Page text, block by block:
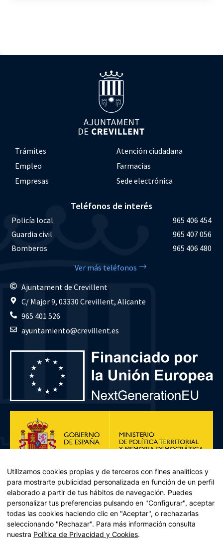
Trámites
Atención ciudadana
Empleo
Farmacias
Empresas
Sede electrónica
Teléfonos de interés
Policía local
965 406 454
Guardia civil
965 407 056
Bomberos
965 406 480
Ver más teléfonos
Ajuntament de Crevillent
C/ Major 9, 03330 Crevillent, Alicante
965 401 526
ayuntamiento@crevillent.es
Plan de Recuperación, Transformación y Resiliencia – Financiado por
Utilizamos cookies propias y de terceros con fines analíticos y
para mostrarte publicidad personalizada en función de un perfil
elaborado a partir de tus hábitos de navegación. Puedes
personalizar tus preferencias pulsando en "Configurar", aceptar
todas las cookies haciendo clic en "Aceptar", o rechazarlas
seleccionando "Rechazar". Para más información consulta
nuestra Política de Privacidad y Cookies.